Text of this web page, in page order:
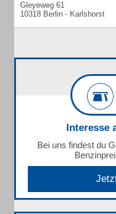
Gleyeweg 61
10318 Berlin - Karlshorst
Interesse
Bei uns findest du